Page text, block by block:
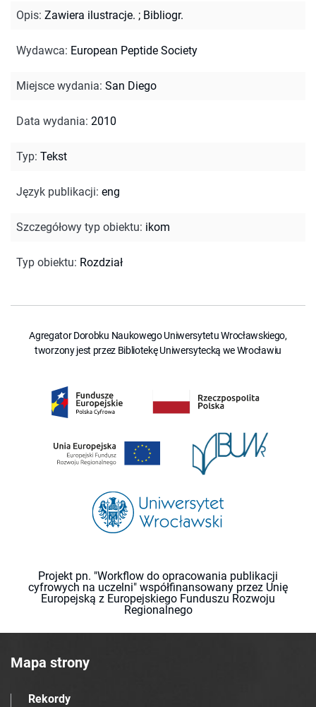
Opis: Zawiera ilustracje. ; Bibliogr.
Wydawca: European Peptide Society
Miejsce wydania: San Diego
Data wydania: 2010
Typ: Tekst
Język publikacji: eng
Szczegółowy typ obiektu: ikom
Typ obiektu: Rozdział
Agregator Dorobku Naukowego Uniwersytetu Wrocławskiego,
tworzony jest przez Bibliotekę Uniwersytecką we Wrocławiu
Projekt pn. "Workflow do opracowania publikacji
cyfrowych na uczelni" współfinansowany przez Unię
Europejską z Europejskiego Funduszu Rozwoju
Regionalnego
Mapa strony
Rekordy